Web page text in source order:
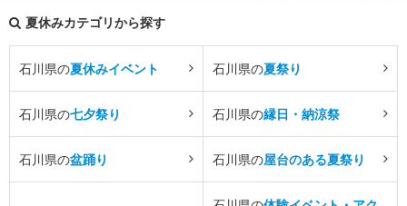
夏休みカテゴリから探す
石川県の夏休みイベント 石川県の夏祭り
石川県の七夕祭り 石川県の縁日・納涼祭
石川県の盆踊り 石川県の屋台のある夏祭り